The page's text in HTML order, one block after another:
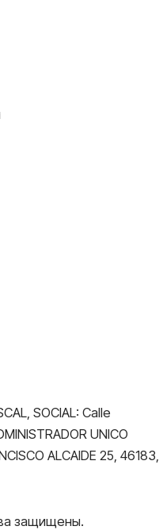
SOCIAL: Calle
UNICO
ALCAIDE 25, 46183,
защищены.